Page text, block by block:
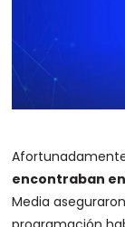
encontraban
Media